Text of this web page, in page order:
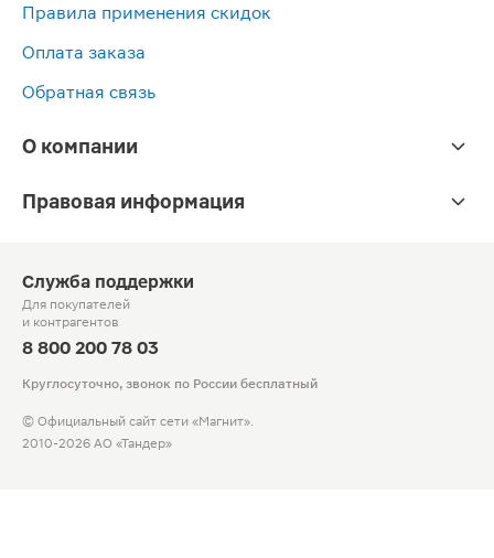
Правила применения скидок
Оплата заказа
Обратная связь
О компании
Правовая информация
Служба поддержки
Для покупателей
и контрагентов
8 800 200 78 03
Круглосуточно, звонок по России бесплатный
© Официальный сайт сети «Магнит».
2010-2026 АО «Тандер»